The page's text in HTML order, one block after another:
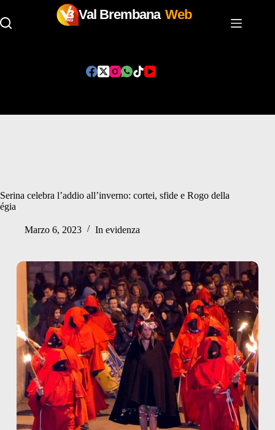
Val Brembana Web
Serina celebra l’addio all’inverno: cortei, sfide e Rogo della
égia
Marzo 6, 2023 In evidenza